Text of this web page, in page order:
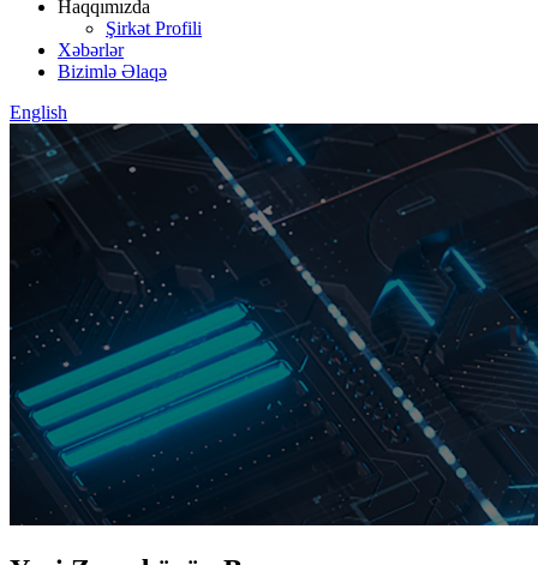
Haqqımızda
Şirkət Profili
Xəbərlər
Bizimlə Əlaqə
English